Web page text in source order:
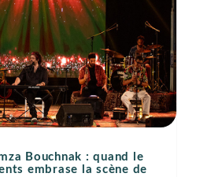
Bouchnak : quand le
embrase la scène de